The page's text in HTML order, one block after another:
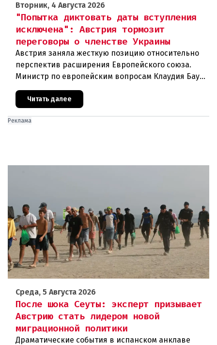
Вторник, 4 Августа 2026
"Попытка диктовать даты вступления
исключена": Австрия тормозит
переговоры о членстве Украины
Австрия заняла жесткую позицию относительно
перспектив расширения Европейского союза.
Министр по европейским вопросам Клаудия Бауэр
(ÖVP) категорически исключила возможность
ускоренного присоединения
Читать далее
Реклама
Среда, 5 Августа 2026
После шока Сеуты: эксперт призывает
Австрию стать лидером новой
миграционной политики
Драматические события в испанском анклаве